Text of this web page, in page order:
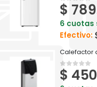
0out of 5
$
6 cuotas
Efectivo:
0out of 5
$